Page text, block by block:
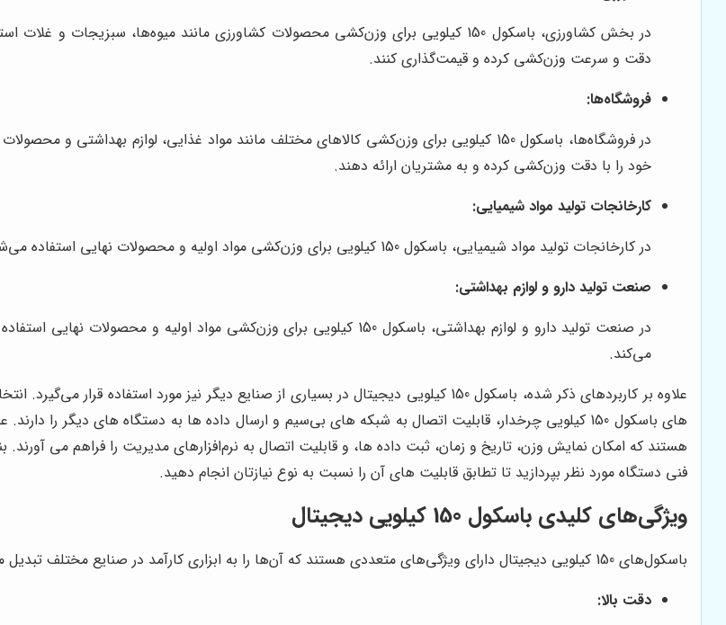
در بخش کشاورزی، باسکول 150 کیلویی برای وزن‌کشی محصولات کشاورزی مانند میوه‌ها،
دقت و سرعت وزن‌کشی کرده و قیمت‌گذاری کنند.
فروشگاه‌ها:
در فروشگاه‌ها، باسکول 150 کیلویی برای وزن‌کشی کالاهای مختلف مانند مواد غذایی، لوازم
خود را با دقت وزن‌کشی کرده و به مشتریان ارائه دهند.
کارخانجات تولید مواد شیمیایی:
در کارخانجات تولید مواد شیمیایی، باسکول 150 کیلویی برای وزن‌کشی مواد اولیه و محصولات نهایی استفاده می‌شود. دقت بالا در وزن‌کشی، به حفظ کیفیت و ایمنی محصولات کمک می‌کند.
صنعت تولید دارو و لوازم بهداشتی:
در صنعت تولید دارو و لوازم بهداشتی، باسکول 150 کیلویی برای وزن‌کشی
می‌کند.
علاوه بر کاربردهای ذکر شده، باسکول 150 کیلویی دیجیتال در بسیاری از صنایع دیگر نیز مورد
های باسکول 150 کیلویی چرخدار، قابلیت اتصال به شبکه های بی‌سیم و ارسال داده ها به دستگاه های دیگر
فنی دستگاه مورد نظر بپردازید تا تطابق قابلیت های آن را نسبت به نوع نیازتان انجام دهید.
ویژگی‌های کلیدی باسکول 150 کیلویی دیجیتال
باسکول‌های 150 کیلویی دیجیتال دارای ویژگی‌های متعددی هستند که آن‌ها را به ابزاری کارآمد در صنایع مختلف تبدیل می‌کند. برخی از این ویژگی‌ها عبارتند از:
دقت بالا: